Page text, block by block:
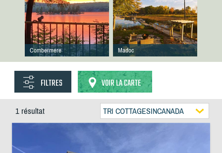
Combermere Madoc
FILTRES VOIR LA CARTE
1 résultat TRI COTTAGESINCANADA